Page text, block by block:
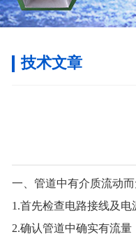
技术文章
一、管道中有介质流
1.首先检查电路接线及电
2.确认管道中确实有流量